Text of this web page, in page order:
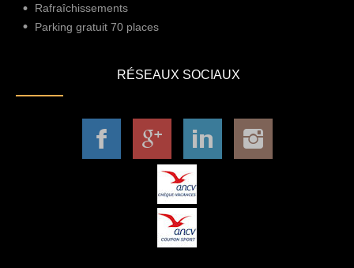
Rafraîchissements
Parking gratuit 70 places
RÉSEAUX SOCIAUX